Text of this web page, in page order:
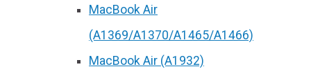
MacBook Air
(A1369/A1370/A1465/A1466)
MacBook Air (A1932)